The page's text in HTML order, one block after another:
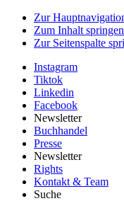
Zur
Zum Inhalt springen
Zur Seitenspalte
Instagram
Tiktok
Linkedin
Facebook
Newsletter
Buchhandel
Presse
Newsletter
Rights
Kontakt & Team
Suche